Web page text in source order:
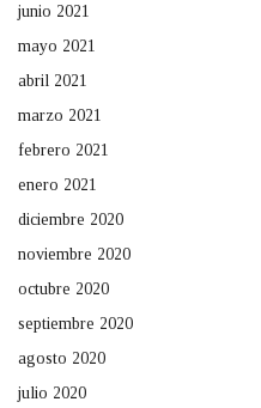
junio 2021
mayo 2021
abril 2021
marzo 2021
febrero 2021
enero 2021
diciembre 2020
noviembre 2020
octubre 2020
septiembre 2020
agosto 2020
julio 2020